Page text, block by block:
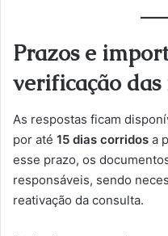
Prazos e
verificação das
As respostas ficam
por até 15 dias corridos a
esse prazo, os
responsáveis, sendo
reativação da consulta.